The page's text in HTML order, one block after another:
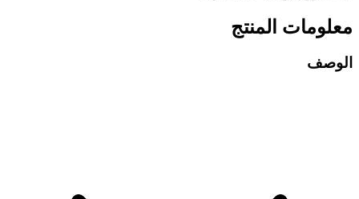
معلومات المنتج
الوصف